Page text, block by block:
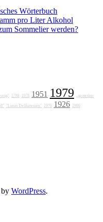
Wörterbuch
pro Liter Alkohol
Sommelier werden?
1788 1978 1951 1979 „grotesker
"Lunas Delikatessen" 1976 1926 1986
by WordPress.